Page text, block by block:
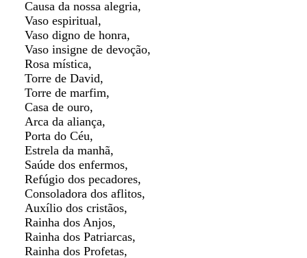
Causa da nossa alegria,
Vaso espiritual,
Vaso digno de honra,
Vaso insigne de devoção,
Rosa mística,
Torre de David,
Torre de marfim,
Casa de ouro,
Arca da aliança,
Porta do Céu,
Estrela da manhã,
Saúde dos enfermos,
Refúgio dos pecadores,
Consoladora dos aflitos,
Auxílio dos cristãos,
Rainha dos Anjos,
Rainha dos Patriarcas,
Rainha dos Profetas,